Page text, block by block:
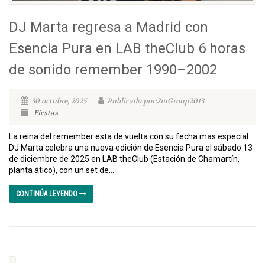
DJ Marta regresa a Madrid con
Esencia Pura en LAB theClub 6 horas
de sonido remember 1990–2002
30 octubre, 2025
Publicado por:2mGroup2013
Fiestas
La reina del remember esta de vuelta con su fecha mas especial.
DJ Marta celebra una nueva edición de Esencia Pura el sábado 13
de diciembre de 2025 en LAB theClub (Estación de Chamartín,
planta ático), con un set de...
CONTINÚA LEYENDO